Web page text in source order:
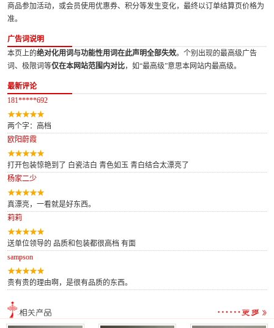
商品参加活动，或会员使用优惠券、积分等发生变化，最终以订单结算页价格为
准。
广告词说明
本页上的绝对化用词与功能性用词在此声明全部失效。个别出现的最高级广告
词、极限词等仅在本网站范围内对比，如“最高级”意思本网站内最高级。
最新评论
181*****692
两个字：高档
欧阳蔚霞
打开包装惊艳到了 白瓷洁白 青色如玉 青白结合太漂亮了
杨家二少
真漂亮，一看就是好东西。
莉莉
送单位领导的 品质和包装都很高档 有面
sampson
贵有贵的理由啊，是很有品质的东西。